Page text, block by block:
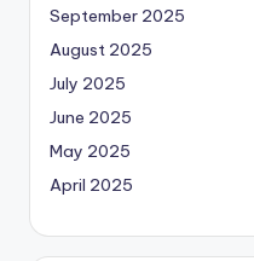
September 2025
August 2025
July 2025
June 2025
May 2025
April 2025